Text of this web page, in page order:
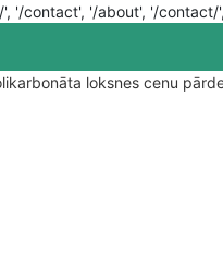
'/contact', '/about', '/